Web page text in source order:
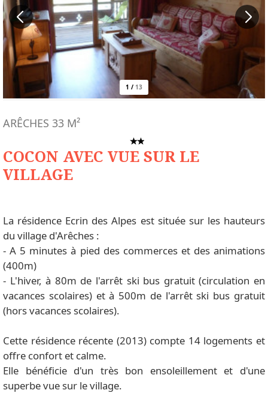
1 / 13
COCON AVEC VUE SUR LE
VILLAGE
ARÊCHES 33 M²
La résidence Ecrin des Alpes est située sur les hauteurs
du village d'Arêches :
- A 5 minutes à pied des commerces et des animations
(400m)
- L'hiver, à 80m de l'arrêt ski bus gratuit (circulation en
vacances scolaires) et à 500m de l'arrêt ski bus gratuit
(hors vacances scolaires).
Cette résidence récente (2013) compte 14 logements et
offre confort et calme.
Elle bénéficie d'un très bon ensoleillement et d'une
superbe vue sur le village.